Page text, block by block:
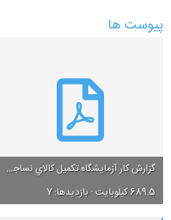
پیوست ها
گزارش کار آزمايشگاه تکميل کالاي نساجي(جلسه اول).pdf
689.5 کیلوبایت · بازدیدها: 7